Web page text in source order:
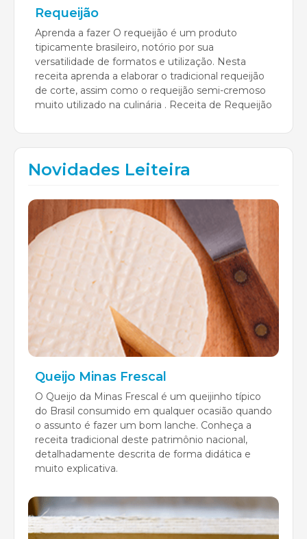
Requeijão
Aprenda a fazer O requeijão é um produto
tipicamente brasileiro, notório por sua
versatilidade de formatos e utilização. Nesta
receita aprenda a elaborar o tradicional requeijão
de corte, assim como o requeijão semi-cremoso
muito utilizado na culinária . Receita de Requeijão
Novidades Leiteira
Queijo Minas Frescal
O Queijo da Minas Frescal é um queijinho típico
do Brasil consumido em qualquer ocasião quando
o assunto é fazer um bom lanche. Conheça a
receita tradicional deste patrimônio nacional,
detalhadamente descrita de forma didática e
muito explicativa.